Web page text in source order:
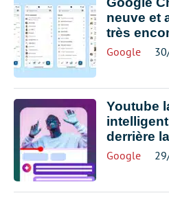
neuve et
très
Google
Youtube
derrière
Google